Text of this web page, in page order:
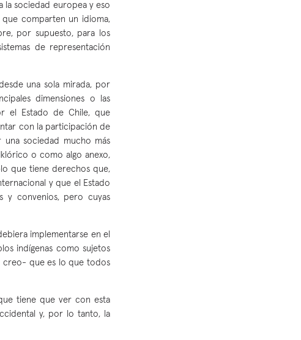
la sociedad europea y eso
comparten un idioma,
por supuesto, para los
de representación
una sola mirada, por
dimensiones o las
el Estado de Chile, que
con la participación de
sociedad mucho más
o como algo anexo,
que tiene derechos que,
y que el Estado
y convenios, pero cuyas
implementarse en el
indígenas como sujetos
creo- que es lo que todos
tiene que ver con esta
y, por lo tanto, la